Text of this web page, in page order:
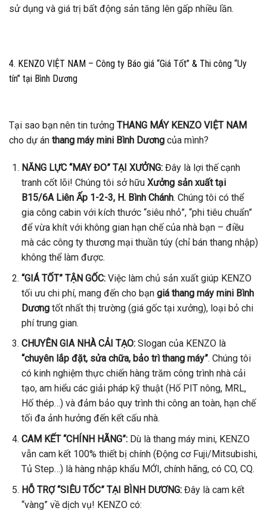
sử dụng và giá trị bất động sản tăng lên gấp nhiều lần.
4. KENZO VIỆT NAM – Công ty Báo giá “Giá Tốt” & Thi công “Uy
tín” tại Bình Dương
Tại sao bạn nên tin tưởng THANG MÁY KENZO VIỆT NAM
cho dự án thang máy mini Bình Dương của mình?
NĂNG LỰC “MAY ĐO” TẠI XƯỞNG:Đây là lợi thế cạnh
tranh cốt lõi! Chúng tôi sở hữu Xưởng sản xuất tại
B15/6A Liên Ấp 1-2-3, H. Bình Chánh. Chúng tôi có thể
gia công cabin với kích thước “siêu nhỏ”, “phi tiêu chuẩn”
để vừa khít với không gian hạn chế của nhà bạn – điều
mà các công ty thương mại thuần túy (chỉ bán thang nhập)
không thể làm được.
“GIÁ TỐT” TẬN GỐC:Việc làm chủ sản xuất giúp KENZO
tối ưu chi phí, mang đến cho bạn giá thang máy mini Bình
Dươngtốt nhất thị trường (giá gốc tại xưởng), loại bỏ chi
phí trung gian.
CHUYÊN GIA NHÀ CẢI TẠO:Slogan của KENZO là
“chuyên lắp đặt, sửa chữa, bảo trì thang máy”. Chúng tôi
có kinh nghiệm thực chiến hàng trăm công trình nhà cải
tạo, am hiểu các giải pháp kỹ thuật (Hố PIT nông, MRL,
Hố thép…) và đảm bảo quy trình thi công an toàn, hạn chế
tối đa ảnh hưởng đến kết cấu nhà.
CAM KẾT “CHÍNH HÃNG”:Dù là thang máy mini, KENZO
vẫn cam kết 100% thiết bị chính (Động cơ Fuji/Mitsubishi,
Tủ Step…) là hàng nhập khẩu MỚI, chính hãng, có CO, CQ.
HỖ TRỢ “SIÊU TỐC” TẠI BÌNH DƯƠNG:Đây là cam kết
“vàng” về dịch vụ! KENZO có: